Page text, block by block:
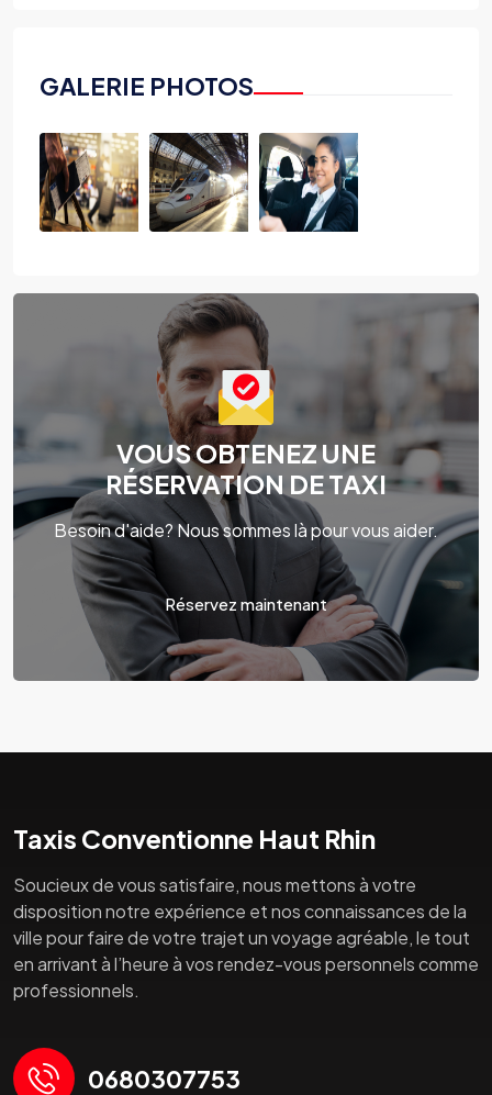
GALERIE PHOTOS
VOUS OBTENEZ UNE
RÉSERVATION DE TAXI
Besoin d'aide? Nous sommes là pour vous aider.
Réservez maintenant
Taxis Conventionne Haut Rhin
Soucieux de vous satisfaire, nous mettons à votre
disposition notre expérience et nos connaissances de la
ville pour faire de votre trajet un voyage agréable, le tout
en arrivant à l’heure à vos rendez-vous personnels comme
professionnels.
0680307753